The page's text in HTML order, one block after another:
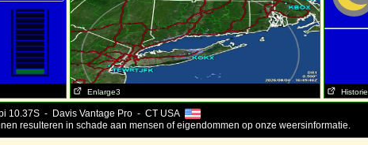
Enlarge3 Historie
10.37S - Davis Vantage Pro - CT USA
resulteren in schade aan mensen of eigendommen op onze weersinformatie.